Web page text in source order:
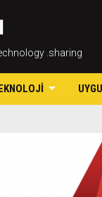
.sharing